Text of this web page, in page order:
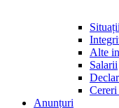
Alte
Salarii
Anunțuri